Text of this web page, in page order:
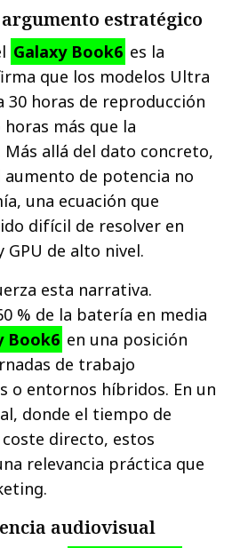
estratégico
Galaxy Book6 es la
que los modelos Ultra
30 horas de reproducción
más que la
allá del dato concreto,
aumento de potencia no
una ecuación que
difícil de resolver en
GPU de alto nivel.
esta narrativa.
% de la batería en media
Book6 en una posición
de trabajo
o entornos híbridos. En un
donde el tiempo de
directo, estos
relevancia práctica que
audiovisual